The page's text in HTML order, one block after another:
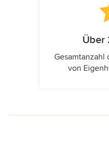
Über
Gesamtanzahl
von